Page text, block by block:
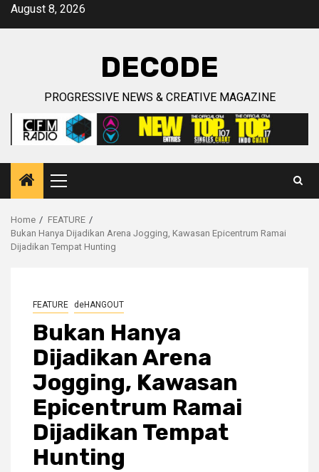
SkipAugust 8, 2026
DECODE
PROGRESSIVE NEWS & CREATIVE MAGAZINE
Primary
Menu
Home
FEATURE
Bukan Hanya Dijadikan Arena Jogging, Kawasan Epicentrum Ramai
Dijadikan Tempat Hunting
FEATURE deHANGOUT
Bukan Hanya
Dijadikan Arena
Jogging, Kawasan
Epicentrum Ramai
Dijadikan Tempat
Hunting